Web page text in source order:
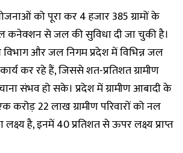
को पूरा कर 4 हजार 385 ग्रामों के
कनेक्शन से जल की सुविधा दी जा चुकी है।
विभाग और जल निगम प्रदेश में विभिन्न जल
कर रहे हैं, जिससे शत-प्रतिशत ग्रामीण
संभव हो सके। प्रदेश में ग्रामीण आबादी के
22 लाख ग्रामीण परिवारों को नल
है, इनमें 40 प्रतिशत से ऊपर लक्ष्य प्राप्त